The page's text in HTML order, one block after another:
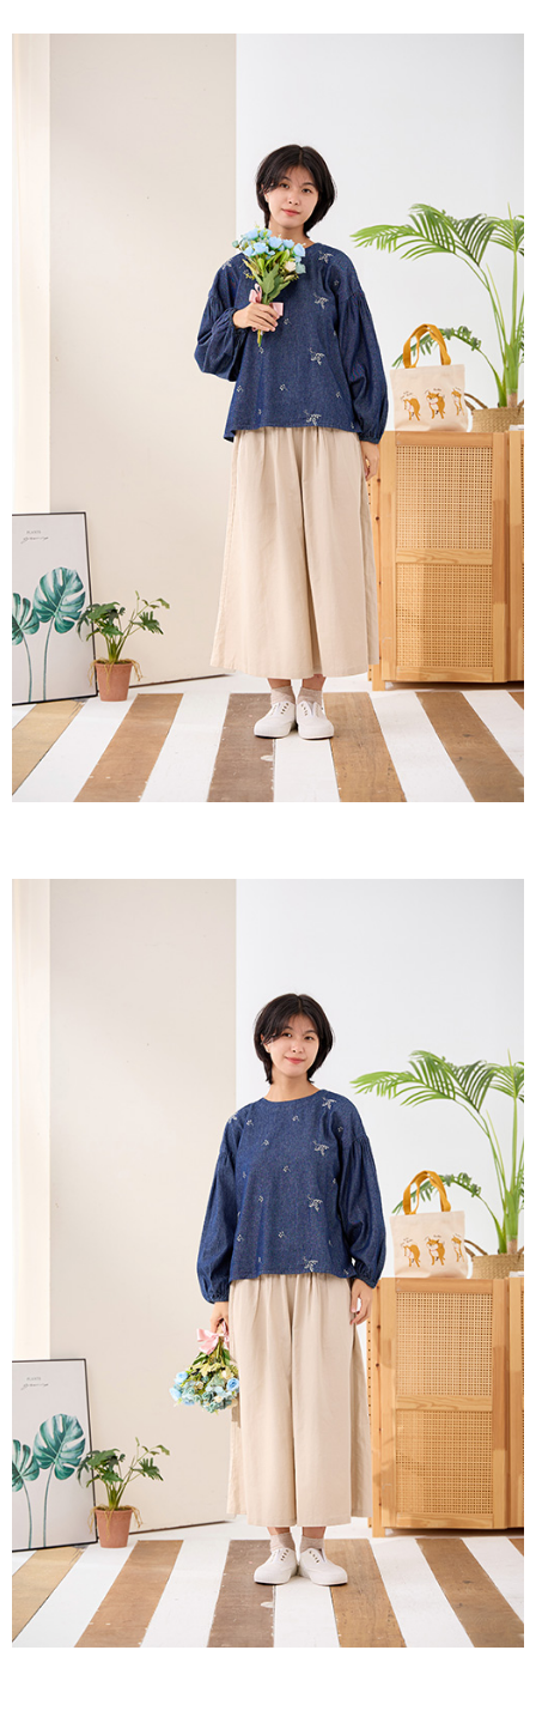
５．嚴禁一人註冊多個帳號或使用他人資訊註冊。若發現惡意使用之情形，